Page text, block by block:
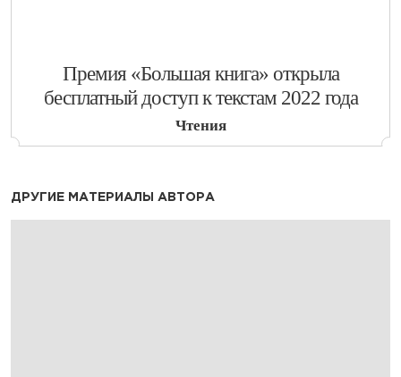
​Премия «Большая книга» открыла
бесплатный доступ к текстам 2022 года
Чтения
ДРУГИЕ МАТЕРИАЛЫ АВТОРА